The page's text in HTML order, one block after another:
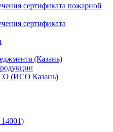
сертификата пожарной
сертификата
(Казань)
(ИСО Казань)